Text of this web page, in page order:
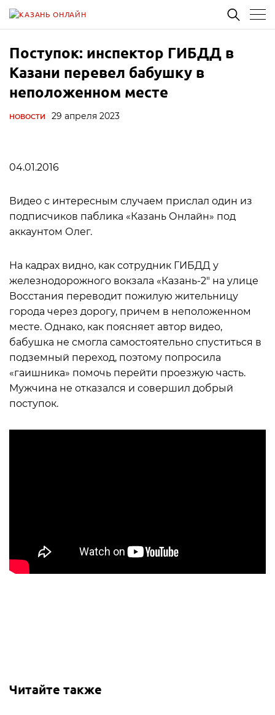
Поступок: инспектор ГИБДД в
Казани перевел бабушку в
неположенном месте
НОВОСТИ 29 апреля 2023
04.01.2016
Видео с интересным случаем прислал один из
подписчиков паблика «Казань Онлайн» под
аккаунтом Олег.
На кадрах видно, как сотрудник ГИБДД у
железнодорожного вокзала «Казань-2″ на улице
Восстания переводит пожилую жительницу
города через дорогу, причем в неположенном
месте. Однако, как поясняет автор видео,
бабушка не смогла самостоятельно спуститься в
подземный переход, поэтому попросила
«гаишника» помочь перейти проезжую часть.
Мужчина не отказался и совершил добрый
поступок.
Читайте также